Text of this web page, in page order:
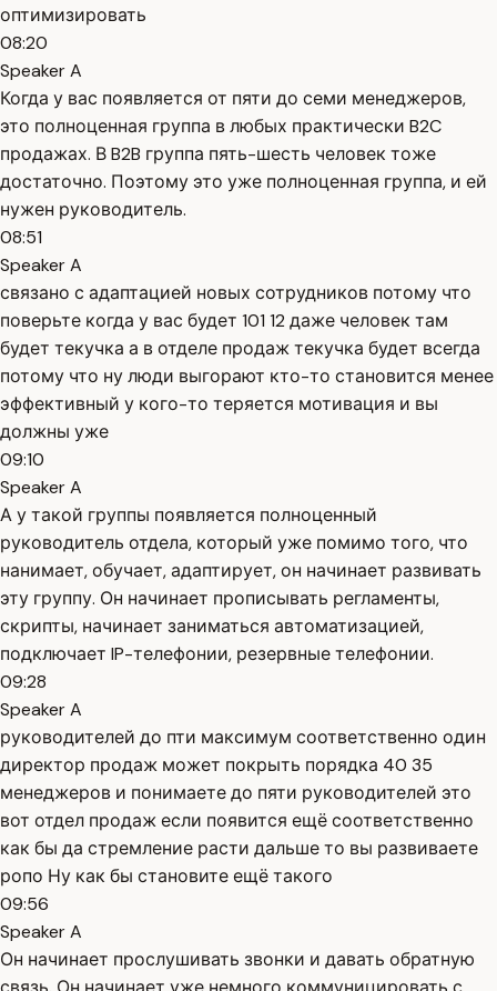
оптимизировать
08:20
Speaker A
Когда у вас появляется от пяти до семи менеджеров,
это полноценная группа в любых практически B2C
продажах. В B2B группа пять-шесть человек тоже
достаточно. Поэтому это уже полноценная группа, и ей
нужен руководитель.
08:51
Speaker A
связано с адаптацией новых сотрудников потому что
поверьте когда у вас будет 101 12 даже человек там
будет текучка а в отделе продаж текучка будет всегда
потому что ну люди выгорают кто-то становится менее
эффективный у кого-то теряется мотивация и вы
должны уже
09:10
Speaker A
А у такой группы появляется полноценный
руководитель отдела, который уже помимо того, что
нанимает, обучает, адаптирует, он начинает развивать
эту группу. Он начинает прописывать регламенты,
скрипты, начинает заниматься автоматизацией,
подключает IP-телефонии, резервные телефонии.
09:28
Speaker A
руководителей до пти максимум соответственно один
директор продаж может покрыть порядка 40 35
менеджеров и понимаете до пяти руководителей это
вот отдел продаж если появится ещё соответственно
как бы да стремление расти дальше то вы развиваете
ропо Ну как бы становите ещё такого
09:56
Speaker A
Он начинает прослушивать звонки и давать обратную